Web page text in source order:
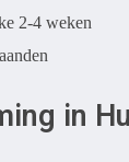
2-4 weken
in